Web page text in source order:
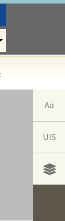
Aa
UIS